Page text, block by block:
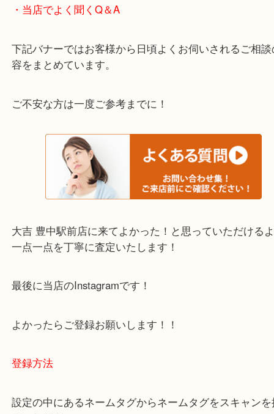
わからないことや事前に確認したいときはお問合せ
迎！
下記バナーではお客様から日頃よくお伺いされるご